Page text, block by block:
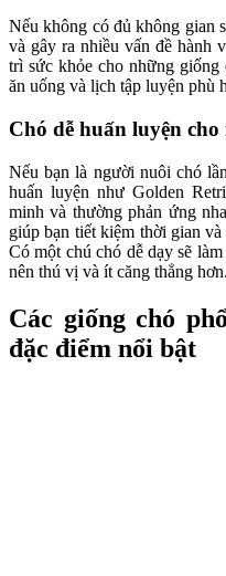
Nếu không có đủ không gian
và gây ra nhiều vấn đề
trì sức khỏe cho những
ăn uống và lịch tập luyện phù
Chó dễ huấn luyện
Nếu bạn là người nuôi chó
huấn luyện như Golden
minh và thường phản ứng
giúp bạn tiết kiệm thời gian
Có một chú chó dễ dạy sẽ
nên thú vị và ít căng thẳng hơn.
Các giống chó
đặc điểm nổi bật